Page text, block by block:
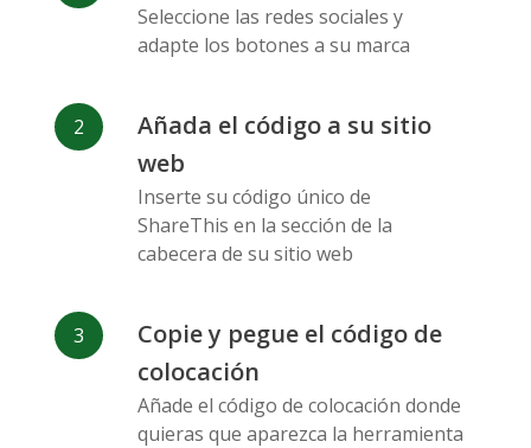
Flickr Gitlab
Google
Maps
Snapchat Wechat Reddit
Seleccione las redes sociales y
adapte los botones a su marca
Añada el código a su sitio
web
Inserte su código único de
ShareThis en la sección de la
cabecera de su sitio web
Copie y pegue el código de
colocación
Añade el código de colocación donde
quieras que aparezca la herramienta